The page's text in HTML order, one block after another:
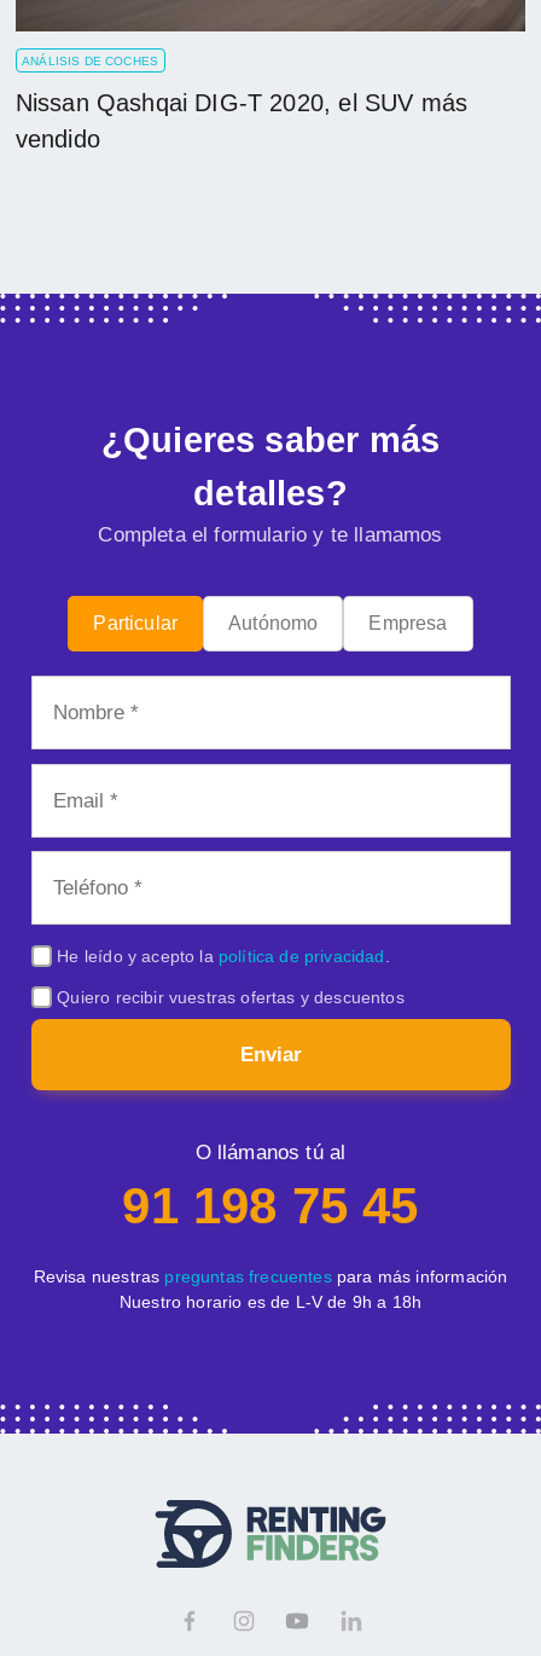
ANÁLISIS DE COCHES
Nissan Qashqai DIG-T 2020, el SUV más
vendido
¿Quieres saber más
detalles?
Completa el formulario y te llamamos
Particular Autónomo Empresa
He leído y acepto la política de privacidad.
Quiero recibir vuestras ofertas y descuentos
Enviar
O llámanos tú al
91 198 75 45
Revisa nuestras preguntas frecuentespara más información
Nuestro horario es de L-V de 9h a 18h